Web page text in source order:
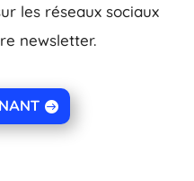
les réseaux sociaux
newsletter.